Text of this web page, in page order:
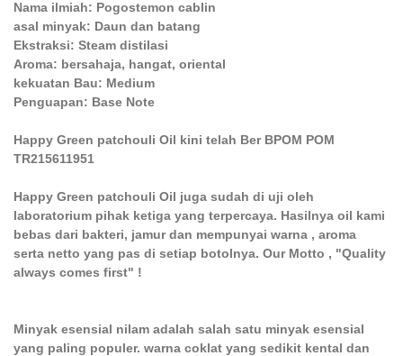
Nama ilmiah: Pogostemon cablin
asal minyak: Daun dan batang
Ekstraksi: Steam distilasi
Aroma: bersahaja, hangat, oriental
kekuatan Bau: Medium
Penguapan: Base Note
Happy Green patchouli Oil kini telah Ber BPOM POM
TR215611951
Happy Green patchouli Oil juga sudah di uji oleh
laboratorium pihak ketiga yang terpercaya. Hasilnya oil kami
bebas dari bakteri, jamur dan mempunyai warna , aroma
serta netto yang pas di setiap botolnya. Our Motto , "Quality
always comes first" !
Minyak esensial nilam adalah salah satu minyak esensial
yang paling populer. warna coklat yang sedikit kental dan